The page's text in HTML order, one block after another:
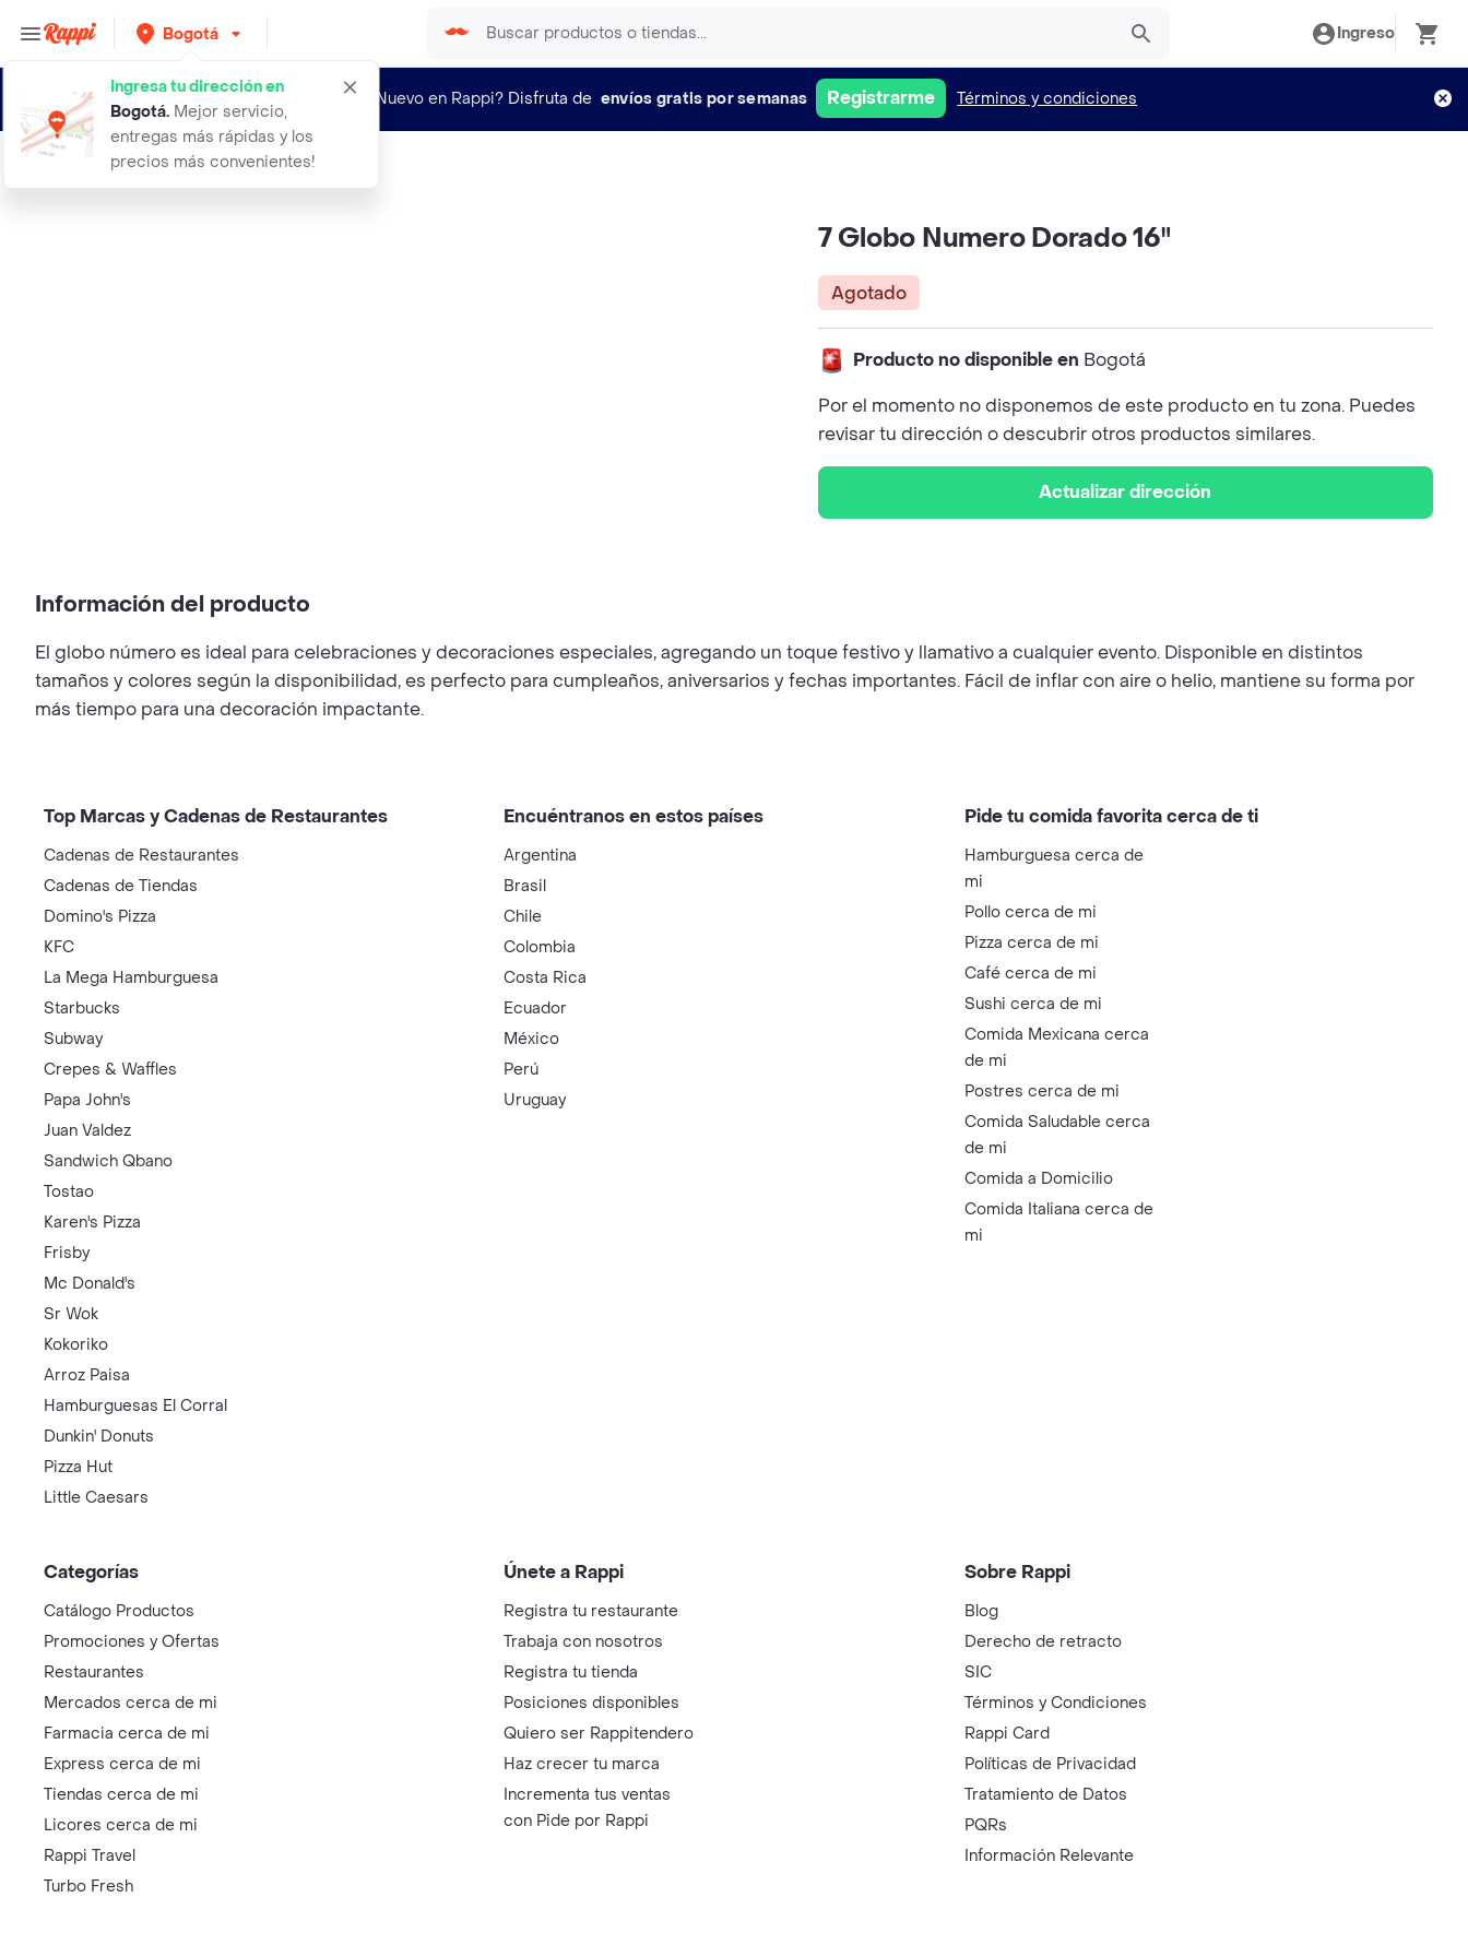
Bogotá
Ingresa tu dirección en
Bogotá. Mejor servicio,
entregas más rápidas y los
precios más convenientes!
Ingreso
¿Nuevo en Rappi? Disfruta de envíos gratis por semanas Registrarme Términos y condiciones
7 globo numero dorado 16
7 Globo Numero Dorado 16"
Agotado
Producto no disponible en Bogotá
Por el momento no disponemos de este producto en tu zona. Puedes
revisar tu dirección o descubrir otros productos similares.
Actualizar dirección
Información del producto
El globo número es ideal para celebraciones y decoraciones especiales, agregando un toque festivo y llamativo a cualquier evento. Disponible en distintos
tamaños y colores según la disponibilidad, es perfecto para cumpleaños, aniversarios y fechas importantes. Fácil de inflar con aire o helio, mantiene su forma por
más tiempo para una decoración impactante.
Top Marcas y Cadenas de Restaurantes
Cadenas de Restaurantes
Cadenas de Tiendas
Domino's Pizza
KFC
La Mega Hamburguesa
Starbucks
Subway
Crepes & Waffles
Papa John's
Juan Valdez
Sandwich Qbano
Tostao
Karen's Pizza
Frisby
Mc Donald's
Sr Wok
Kokoriko
Arroz Paisa
Hamburguesas El Corral
Dunkin' Donuts
Pizza Hut
Little Caesars
Encuéntranos en estos países
Argentina
Brasil
Chile
Colombia
Costa Rica
Ecuador
México
Perú
Uruguay
Pide tu comida favorita cerca de ti
Hamburguesa cerca de
mi
Pollo cerca de mi
Pizza cerca de mi
Café cerca de mi
Sushi cerca de mi
Comida Mexicana cerca
de mi
Postres cerca de mi
Comida Saludable cerca
de mi
Comida a Domicilio
Comida Italiana cerca de
mi
Categorías
Catálogo Productos
Promociones y Ofertas
Restaurantes
Mercados cerca de mi
Farmacia cerca de mi
Express cerca de mi
Tiendas cerca de mi
Licores cerca de mi
Rappi Travel
Turbo Fresh
Únete a Rappi
Registra tu restaurante
Trabaja con nosotros
Registra tu tienda
Posiciones disponibles
Quiero ser Rappitendero
Haz crecer tu marca
Incrementa tus ventas
con Pide por Rappi
Sobre Rappi
Blog
Derecho de retracto
SIC
Términos y Condiciones
Rappi Card
Políticas de Privacidad
Tratamiento de Datos
PQRs
Información Relevante